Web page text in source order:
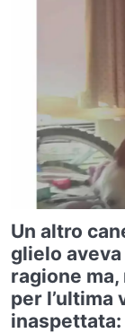
Un altro
glielo
ragione
per l’ultima